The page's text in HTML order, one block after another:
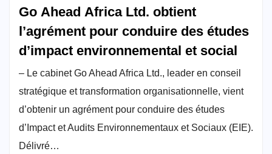
Go Ahead Africa Ltd. obtient
l’agrément pour conduire des études
d’impact environnemental et social
– Le cabinet Go Ahead Africa Ltd., leader en conseil
stratégique et transformation organisationnelle, vient
d’obtenir un agrément pour conduire des études
d’Impact et Audits Environnementaux et Sociaux (EIE).
Délivré…